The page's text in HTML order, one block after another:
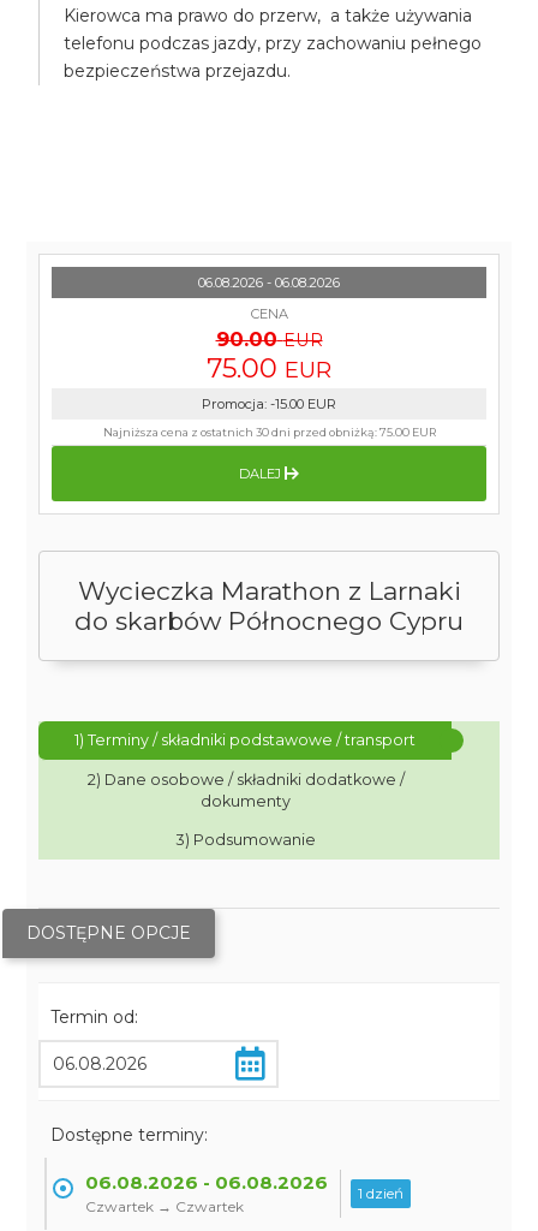
Kierowca ma prawo do przerw, a także używania
telefonu podczas jazdy, przy zachowaniu pełnego
bezpieczeństwa przejazdu.
Wycieczka Marathon z Larnaki
do skarbów Północnego Cypru
1) Terminy / składniki podstawowe / transport
2) Dane osobowe / składniki dodatkowe /
dokumenty
3) Podsumowanie
DOSTĘPNE OPCJE
Termin od:
Dostępne terminy:
06.08.2026 - 06.08.2026
Czwartek → Czwartek
1 dzień
06.08.2026 - 06.08.2026
CENA
90.00 EUR
75.00 EUR
Promocja: -15.00 EUR
Najniższa cena z ostatnich 30 dni przed obniżką:75.00 EUR
DALEJ